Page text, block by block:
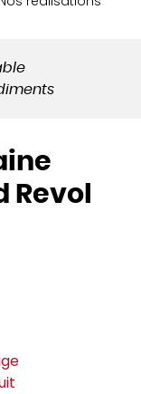
Revol